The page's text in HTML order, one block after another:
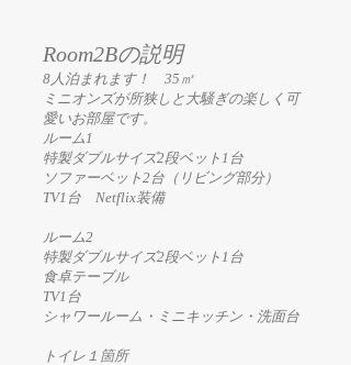
Room2Bの説明
8人泊まれます！ 35㎡
ミニオンズが所狭しと大騒ぎの楽しく可
愛いお部屋です。
ルーム1
特製ダブルサイズ2段ベット1台
ソファーベット2台（リビング部分）
TV1台 Netflix装備
ルーム2
特製ダブルサイズ2段ベット1台
食卓テーブル
TV1台
シャワールーム・ミニキッチン・洗面台
トイレ１箇所